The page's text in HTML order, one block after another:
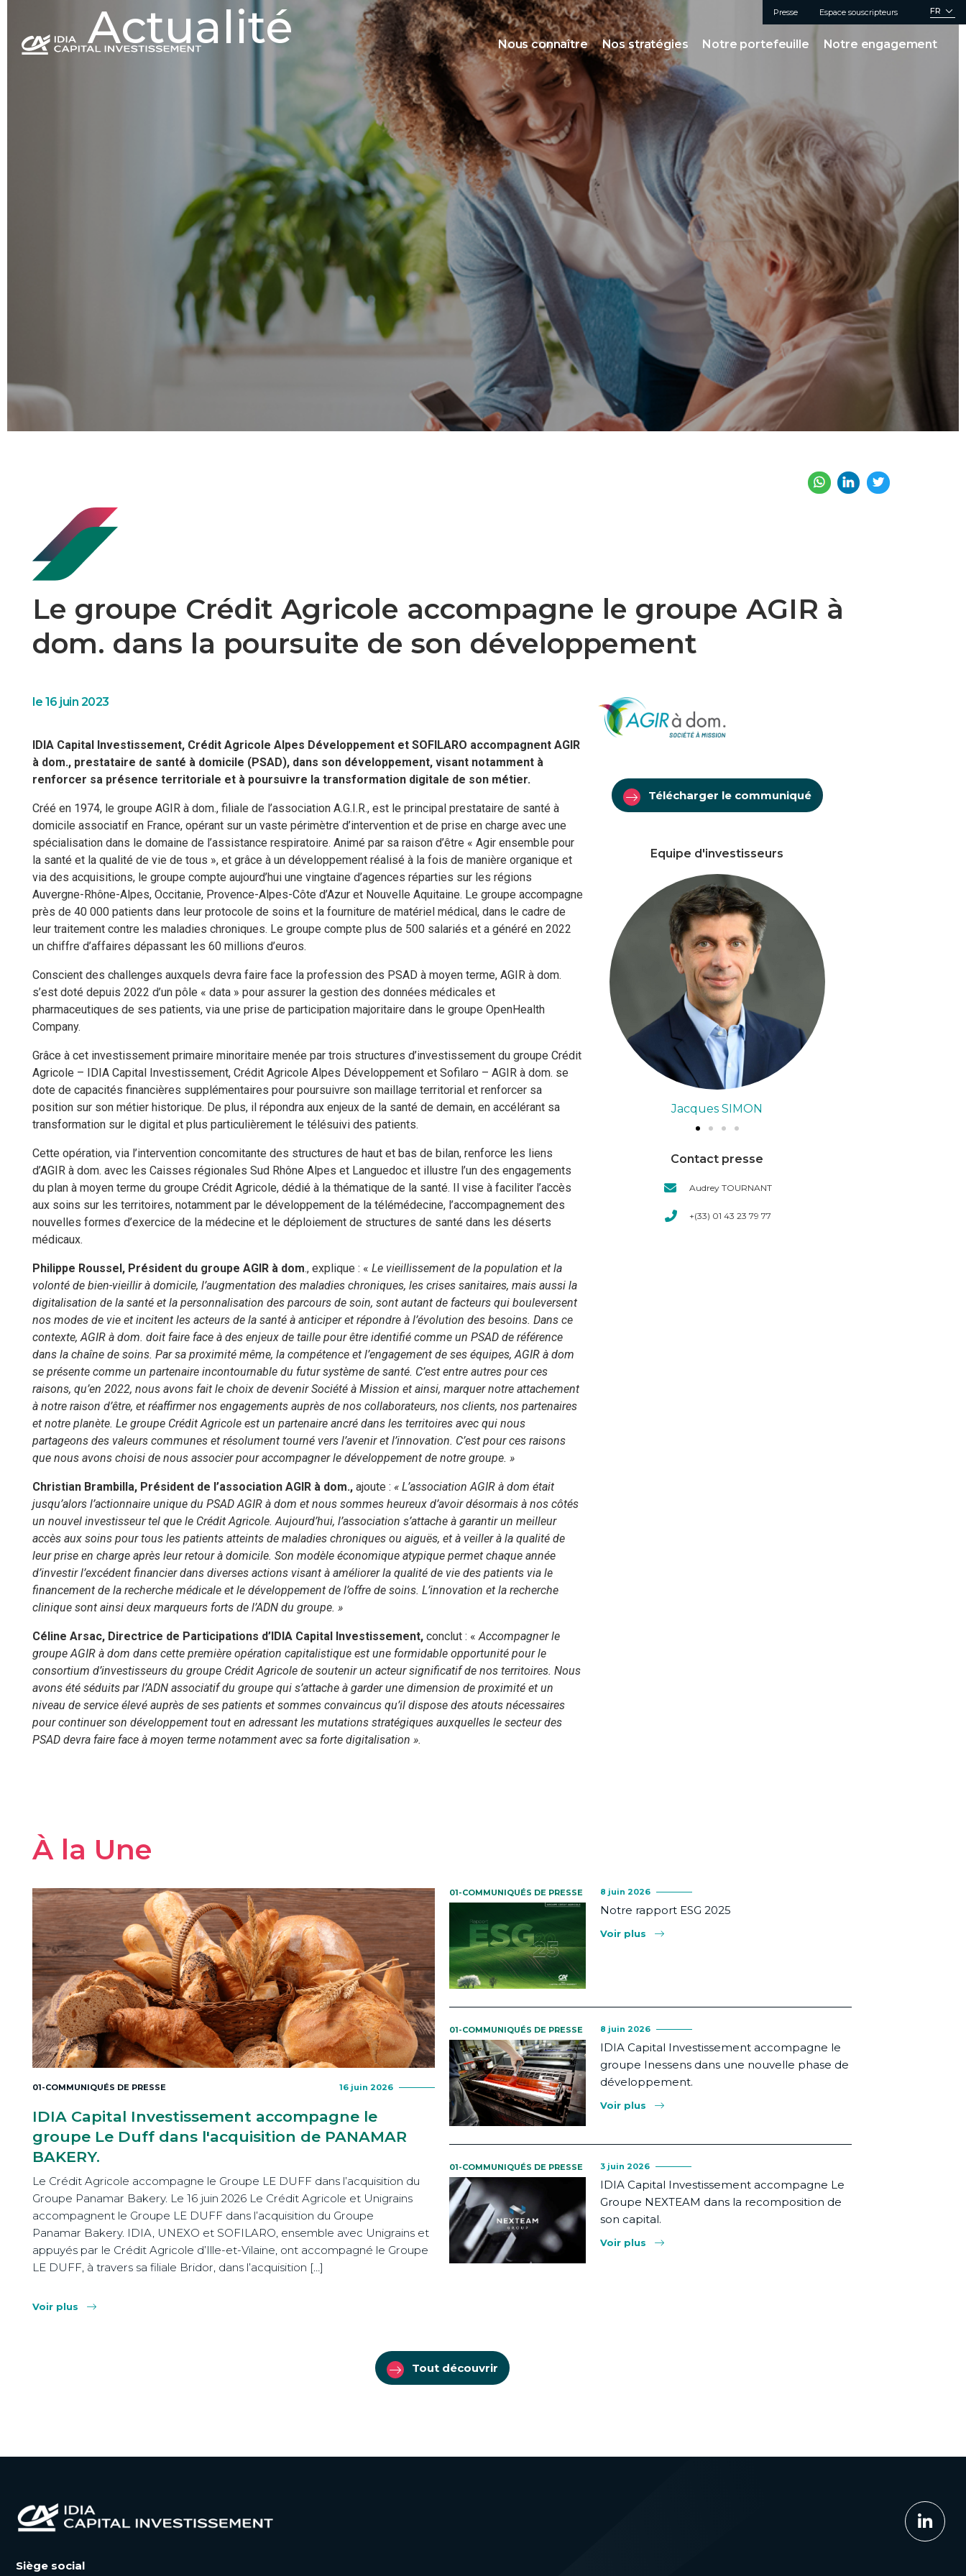
Presse Espace souscripteurs FR
Nous connaître Nos stratégies Notre portefeuille Notre engagement
Actualité
Le groupe Crédit Agricole accompagne le groupe AGIR à
dom. dans la poursuite de son développement
le 16 juin 2023
IDIA Capital Investissement, Crédit Agricole Alpes Développement et SOFILARO accompagnent AGIR
à dom., prestataire de santé à domicile (PSAD), dans son développement, visant notamment à
renforcer sa présence territoriale et à poursuivre la transformation digitale de son métier.
Créé en 1974, le groupe AGIR à dom., filiale de l’association A.G.I.R., est le principal prestataire de santé à
domicile associatif en France, opérant sur un vaste périmètre d’intervention et de prise en charge avec une
spécialisation dans le domaine de l’assistance respiratoire. Animé par sa raison d’être « Agir ensemble pour
la santé et la qualité de vie de tous », et grâce à un développement réalisé à la fois de manière organique et
via des acquisitions, le groupe compte aujourd’hui une vingtaine d’agences réparties sur les régions
Auvergne-Rhône-Alpes, Occitanie, Provence-Alpes-Côte d’Azur et Nouvelle Aquitaine. Le groupe accompagne
près de 40 000 patients dans leur protocole de soins et la fourniture de matériel médical, dans le cadre de
leur traitement contre les maladies chroniques. Le groupe compte plus de 500 salariés et a généré en 2022
un chiffre d’affaires dépassant les 60 millions d’euros.
Conscient des challenges auxquels devra faire face la profession des PSAD à moyen terme, AGIR à dom.
s’est doté depuis 2022 d’un pôle « data » pour assurer la gestion des données médicales et
pharmaceutiques de ses patients, via une prise de participation majoritaire dans le groupe OpenHealth
Company.
Grâce à cet investissement primaire minoritaire menée par trois structures d’investissement du groupe Crédit
Agricole – IDIA Capital Investissement, Crédit Agricole Alpes Développement et Sofilaro – AGIR à dom. se
dote de capacités financières supplémentaires pour poursuivre son maillage territorial et renforcer sa
position sur son métier historique. De plus, il répondra aux enjeux de la santé de demain, en accélérant sa
transformation sur le digital et plus particulièrement le télésuivi des patients.
Cette opération, via l’intervention concomitante des structures de haut et bas de bilan, renforce les liens
d’AGIR à dom. avec les Caisses régionales Sud Rhône Alpes et Languedoc et illustre l’un des engagements
du plan à moyen terme du groupe Crédit Agricole, dédié à la thématique de la santé. Il vise à faciliter l’accès
aux soins sur les territoires, notamment par le développement de la télémédecine, l’accompagnement des
nouvelles formes d’exercice de la médecine et le déploiement de structures de santé dans les déserts
médicaux.
Philippe Roussel, Président du groupe AGIR à dom., explique : « Le vieillissement de la population et la
volonté de bien-vieillir à domicile, l’augmentation des maladies chroniques, les crises sanitaires, mais aussi la
digitalisation de la santé et la personnalisation des parcours de soin, sont autant de facteurs qui bouleversent
nos modes de vie et incitent les acteurs de la santé à anticiper et répondre à l’évolution des besoins. Dans ce
contexte, AGIR à dom. doit faire face à des enjeux de taille pour être identifié comme un PSAD de référence
dans la chaîne de soins. Par sa proximité même, la compétence et l’engagement de ses équipes, AGIR à dom
se présente comme un partenaire incontournable du futur système de santé. C’est entre autres pour ces
raisons, qu’en 2022, nous avons fait le choix de devenir Société à Mission et ainsi, marquer notre attachement
à notre raison d’être, et réaffirmer nos engagements auprès de nos collaborateurs, nos clients, nos partenaires
et notre planète. Le groupe Crédit Agricole est un partenaire ancré dans les territoires avec qui nous
partageons des valeurs communes et résolument tourné vers l’avenir et l’innovation. C’est pour ces raisons
que nous avons choisi de nous associer pour accompagner le développement de notre groupe. »
Christian Brambilla, Président de l’association AGIR à dom., ajoute : « L’association AGIR à dom était
jusqu’alors l’actionnaire unique du PSAD AGIR à dom et nous sommes heureux d’avoir désormais à nos côtés
un nouvel investisseur tel que le Crédit Agricole. Aujourd’hui, l’association s’attache à garantir un meilleur
accès aux soins pour tous les patients atteints de maladies chroniques ou aiguës, et à veiller à la qualité de
leur prise en charge après leur retour à domicile. Son modèle économique atypique permet chaque année
d’investir l’excédent financier dans diverses actions visant à améliorer la qualité de vie des patients via le
financement de la recherche médicale et le développement de l’offre de soins. L’innovation et la recherche
clinique sont ainsi deux marqueurs forts de l’ADN du groupe. »
Céline Arsac, Directrice de Participations d’IDIA Capital Investissement, conclut : «Accompagner le
groupe AGIR à dom dans cette première opération capitalistique est une formidable opportunité pour le
consortium d’investisseurs du groupe Crédit Agricole de soutenir un acteur significatif de nos territoires. Nous
avons été séduits par l’ADN associatif du groupe qui s’attache à garder une dimension de proximité et un
niveau de service élevé auprès de ses patients et sommes convaincus qu’il dispose des atouts nécessaires
pour continuer son développement tout en adressant les mutations stratégiques auxquelles le secteur des
PSAD devra faire face à moyen terme notamment avec sa forte digitalisation ».
Télécharger le communiqué
Equipe d'investisseurs
Sandrine VIEUX-ROCHAS
Jacques SIMON Céline ARSAC
Contact presse
Audrey TOURNANT
+(33) 01 43 23 79 77
À la Une
01-COMMUNIQUÉS DE PRESSE 16 juin 2026
IDIA Capital Investissement accompagne le
groupe Le Duff dans l'acquisition de PANAMAR
BAKERY.
Le Crédit Agricole accompagne le Groupe LE DUFF dans l’acquisition du
Groupe Panamar Bakery. Le 16 juin 2026 Le Crédit Agricole et Unigrains
accompagnent le Groupe LE DUFF dans l’acquisition du Groupe
Panamar Bakery. IDIA, UNEXO et SOFILARO, ensemble avec Unigrains et
appuyés par le Crédit Agricole d’Ille-et-Vilaine, ont accompagné le Groupe
LE DUFF, à travers sa filiale Bridor, dans l’acquisition […]
Voir plus
01-COMMUNIQUÉS DE PRESSE 8 juin 2026
Notre rapport ESG 2025
Voir plus
01-COMMUNIQUÉS DE PRESSE 8 juin 2026
IDIA Capital Investissement accompagne le
groupe Inessens dans une nouvelle phase de
développement.
Voir plus
01-COMMUNIQUÉS DE PRESSE 3 juin 2026
IDIA Capital Investissement accompagne Le
Groupe NEXTEAM dans la recomposition de
son capital.
Voir plus
Tout découvrir
Siège social
Panneau de gestion des cookies